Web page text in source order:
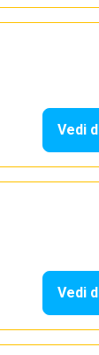
Vedi
Vedi